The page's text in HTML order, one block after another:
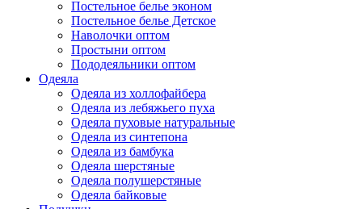
Постельное белье эконом
Постельное белье Детское
Наволочки оптом
Простыни оптом
Пододеяльники оптом
Одеяла
Одеяла из холлофайбера
Одеяла из лебяжьего пуха
Одеяла пуховые натуральные
Одеяла из синтепона
Одеяла из бамбука
Одеяла шерстяные
Одеяла полушерстяные
Одеяла байковые